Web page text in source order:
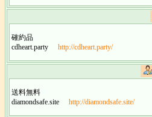
確約品
cdheart.party
http://cdheart.party/
送料無料
diamondsafe.site
http://diamondsafe.site/